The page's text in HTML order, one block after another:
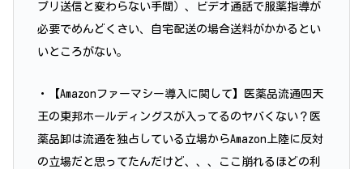
プリ送信と変わらない手間）、ビデオ通話で服薬指導が
必要でめんどくさい、自宅配送の場合送料がかかるとい
いところがない。
・【Amazonファーマシー導入に関して】医薬品流通四天
王の東邦ホールディングスが入ってるのヤバくない？医
薬品卸は流通を独占している立場からAmazon上陸に反対
の立場だと思ってたんだけど、、、ここ崩れるほどの利